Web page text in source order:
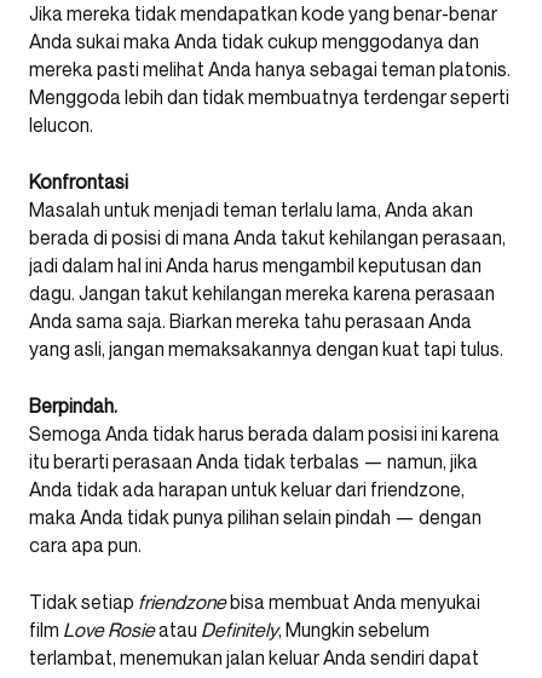
Jika mereka tidak mendapatkan kode yang benar-benar
Anda sukai maka Anda tidak cukup menggodanya dan
mereka pasti melihat Anda hanya sebagai teman platonis.
Menggoda lebih dan tidak membuatnya terdengar seperti
lelucon.
Konfrontasi
Masalah untuk menjadi teman terlalu lama, Anda akan
berada di posisi di mana Anda takut kehilangan perasaan,
jadi dalam hal ini Anda harus mengambil keputusan dan
dagu. Jangan takut kehilangan mereka karena perasaan
Anda sama saja. Biarkan mereka tahu perasaan Anda
yang asli, jangan memaksakannya dengan kuat tapi tulus.
Berpindah.
Semoga Anda tidak harus berada dalam posisi ini karena
itu berarti perasaan Anda tidak terbalas — namun, jika
Anda tidak ada harapan untuk keluar dari friendzone,
maka Anda tidak punya pilihan selain pindah — dengan
cara apa pun.
Tidak setiap friendzonebisa membuat Anda menyukai
film Love Rosieatau Definitely, Mungkin sebelum
terlambat, menemukan jalan keluar Anda sendiri dapat